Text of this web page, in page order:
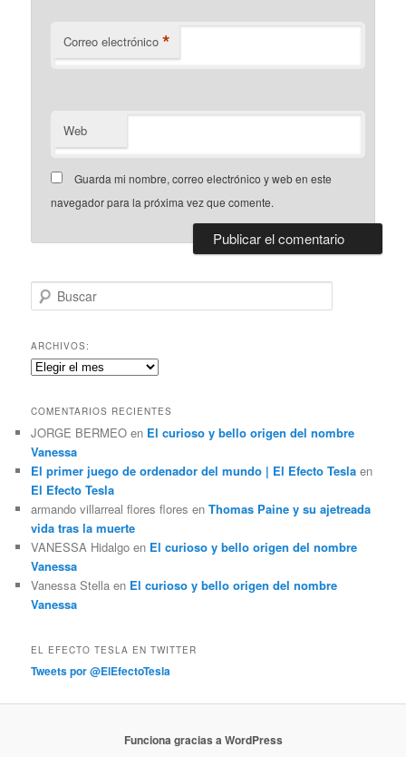
Correo electrónico *
Web
Guarda mi nombre, correo electrónico y web en este
navegador para la próxima vez que comente.
u
c
a
r
ARCHIVOS:
Archivos:
COMENTARIOS RECIENTES
JORGE BERMEO en El curioso y bello origen del nombre
Vanessa
El primer juego de ordenador del mundo | El Efecto Tesla en
El Efecto Tesla
armando villarreal flores flores enThomas Paine y su ajetreada
vida tras la muerte
VANESSA Hidalgo en El curioso y bello origen del nombre
Vanessa
Vanessa Stella en El curioso y bello origen del nombre
Vanessa
EL EFECTO TESLA EN TWITTER
Tweets por @ElEfectoTesla
Funciona gracias a WordPress